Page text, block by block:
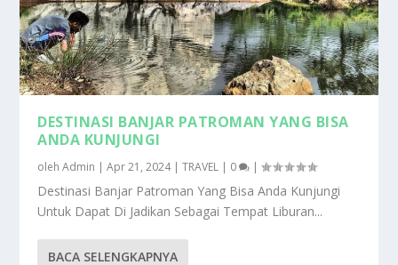
DESTINASI BANJAR PATROMAN YANG BISA
ANDA KUNJUNGI
olehAdmin |Apr 21, 2024|TRAVEL | 0 |
Destinasi Banjar Patroman Yang Bisa Anda Kunjungi
Untuk Dapat Di Jadikan Sebagai Tempat Liburan...
BACA SELENGKAPNYA